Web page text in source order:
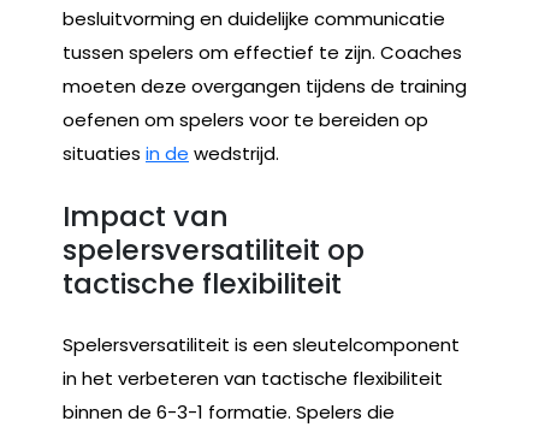
besluitvorming en duidelijke communicatie
tussen spelers om effectief te zijn. Coaches
moeten deze overgangen tijdens de training
oefenen om spelers voor te bereiden op
situaties in de wedstrijd.
Impact van
spelersversatiliteit op
tactische flexibiliteit
Spelersversatiliteit is een sleutelcomponent
in het verbeteren van tactische flexibiliteit
binnen de 6-3-1 formatie. Spelers die